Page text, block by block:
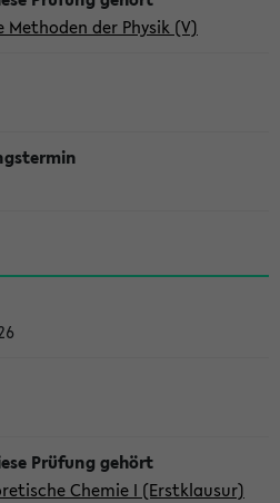
der Physik (V)
Chemie I (Erstklausur)